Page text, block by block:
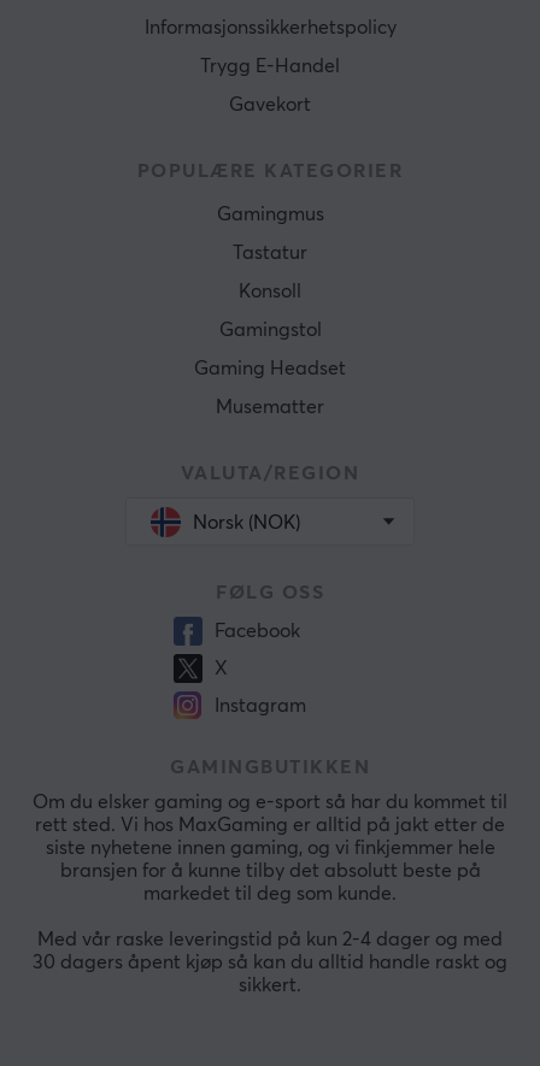
Informasjonssikkerhetspolicy
Trygg E-Handel
Gavekort
POPULÆRE KATEGORIER
Gamingmus
Tastatur
Konsoll
Gamingstol
Gaming Headset
Musematter
VALUTA/REGION
Norsk (NOK)
FØLG OSS
Facebook
X
Instagram
GAMINGBUTIKKEN
Om du elsker gaming og e-sport så har du kommet til
rett sted. Vi hos MaxGaming er alltid på jakt etter de
siste nyhetene innen gaming, og vi finkjemmer hele
bransjen for å kunne tilby det absolutt beste på
markedet til deg som kunde.
Med vår raske leveringstid på kun 2-4 dager og med
30 dagers åpent kjøp så kan du alltid handle raskt og
sikkert.